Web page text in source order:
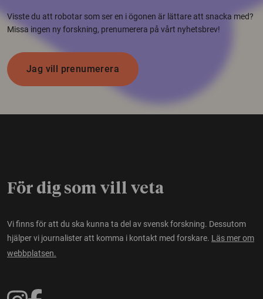
Visste du att robotar som ser en i ögonen är lättare att snacka med?
Missa ingen ny forskning, prenumerera på vårt nyhetsbrev!
Jag vill prenumerera
För dig som vill veta
Vi finns för att du ska kunna ta del av svensk forskning. Dessutom
hjälper vi journalister att komma i kontakt med forskare. Läs mer om
webbplatsen.